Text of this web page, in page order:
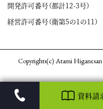
資料請
開発許可番号（都計12-3号）
経営許可番号（衛第5の1の11）
Copyrights(c) Atami Higanesan